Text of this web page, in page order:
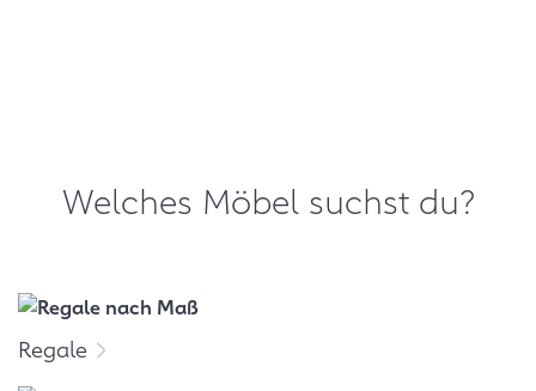
Welches Möbel suchst du?
Regale